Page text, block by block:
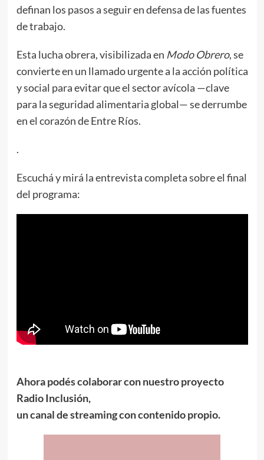
definan los pasos a seguir en defensa de las fuentes
de trabajo.
Esta lucha obrera, visibilizada en Modo Obrero, se
convierte en un llamado urgente a la acción política
y social para evitar que el sector avícola —clave
para la seguridad alimentaria global— se derrumbe
en el corazón de Entre Ríos.
.
Escuchá y mirá la entrevista completa sobre el final
del programa:
Ahora podés colaborar con nuestro proyecto
Radio Inclusión,
un canal de streaming con contenido propio.